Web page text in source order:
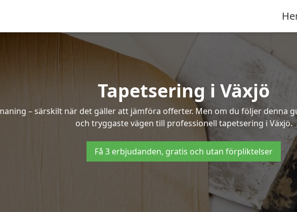
Tapetsering i Växjö
– särskilt när det gäller att jämföra offerter. Men om du följer denna
och tryggaste vägen till professionell tapetsering i Växjö.
Få 3 erbjudanden, gratis och utan förpliktelser